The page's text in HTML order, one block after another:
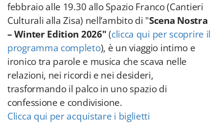
febbraio alle 19.30 allo Spazio Franco (Cantieri
Culturali alla Zisa) nell’ambito di "Scena Nostra
– Winter Edition 2026"(clicca qui per scoprire il
programma completo), è un viaggio intimo e
ironico tra parole e musica che scava nelle
relazioni, nei ricordi e nei desideri,
trasformando il palco in uno spazio di
confessione e condivisione.
Clicca qui per acquistare i biglietti